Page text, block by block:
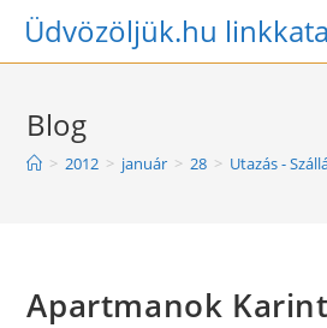
SkipÜdvözöljük.hu
Blog
> 2012 > január > 28 > Utazás -
Apartmanok